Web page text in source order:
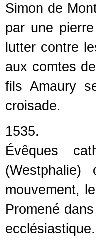
Simon de
par une
lutter contre
aux comtes
fils Amaury
croisade.
1535.
Évêques
mouvement,
Promené
ecclésiastique.